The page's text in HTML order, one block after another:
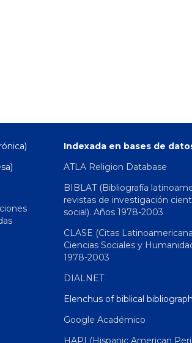
Indexada en bases de
ATLA Religion Database
BIBLAT (Bibliografía
revistas de investigación
social). Años 1978-2003
CLASE (Citas
Ciencias Sociales y
1978-2003
DIALNET
Elenchus of biblical
Google Académico
HAPI (Hispanic American